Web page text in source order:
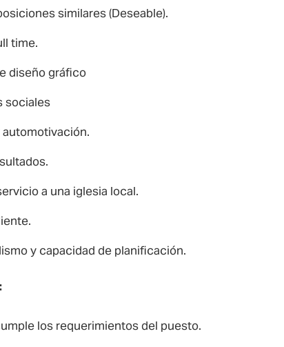
similares (Deseable).
time.
diseño gráfico
sociales
a una iglesia local.
y capacidad de planificación.
los requerimientos del puesto.